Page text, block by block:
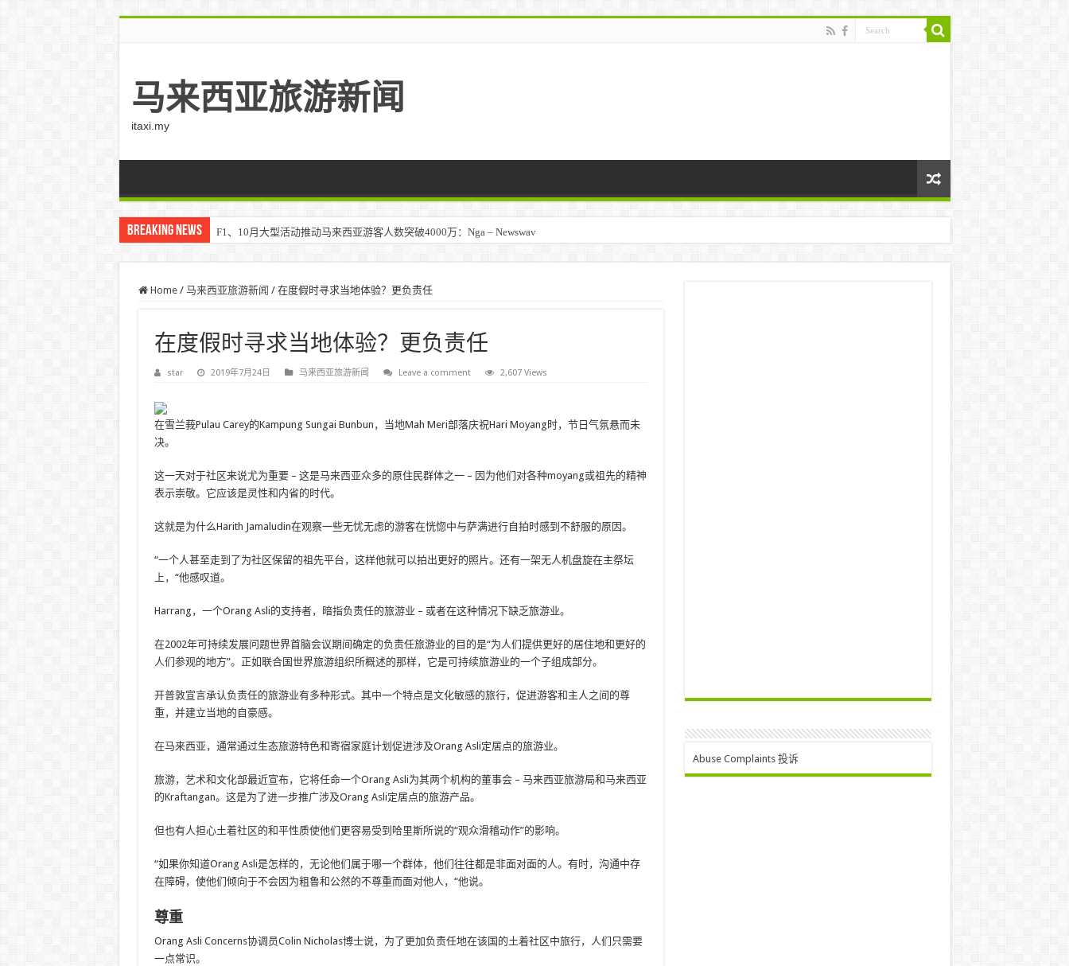
马来西亚旅游新闻
itaxi.my
Breaking News F1、10月大型活动推动马来西亚游客人数突破4000万：Nga – Newswav
Home / 马来西亚旅游新闻 / 在度假时寻求当地体验？更负责任
在度假时寻求当地体验？更负责任
star 2019年7月24日 马来西亚旅游新闻 Leave a comment 2,607 Views
在雪兰莪Pulau Carey的Kampung Sungai Bunbun，当地Mah Meri部落庆祝Hari Moyang时，节日气氛悬而未
决。
这一天对于社区来说尤为重要 – 这是马来西亚众多的原住民群体之一 – 因为他们对各种moyang或祖先的精神
表示崇敬。它应该是灵性和内省的时代。
这就是为什么Harith Jamaludin在观察一些无忧无虑的游客在恍惚中与萨满进行自拍时感到不舒服的原因。
“一个人甚至走到了为社区保留的祖先平台，这样他就可以拍出更好的照片。还有一架无人机盘旋在主祭坛
上，“他感叹道。
Harrang，一个Orang Asli的支持者，暗指负责任的旅游业 – 或者在这种情况下缺乏旅游业。
在2002年可持续发展问题世界首脑会议期间确定的负责任旅游业的目的是“为人们提供更好的居住地和更好的
人们参观的地方”。正如联合国世界旅游组织所概述的那样，它是可持续旅游业的一个子组成部分。
开普敦宣言承认负责任的旅游业有多种形式。其中一个特点是文化敏感的旅行，促进游客和主人之间的尊
重，并建立当地的自豪感。
在马来西亚，通常通过生态旅游特色和寄宿家庭计划促进涉及Orang Asli定居点的旅游业。
旅游，艺术和文化部最近宣布，它将任命一个Orang Asli为其两个机构的董事会 – 马来西亚旅游局和马来西亚
的Kraftangan。这是为了进一步推广涉及Orang Asli定居点的旅游产品。
但也有人担心土着社区的和平性质使他们更容易受到哈里斯所说的“观众滑稽动作”的影响。
“如果你知道Orang Asli是怎样的，无论他们属于哪一个群体，他们往往都是非面对面的人。有时，沟通中存
在障碍，使他们倾向于不会因为粗鲁和公然的不尊重而面对他人，“他说。
尊重
Orang Asli Concerns协调员Colin Nicholas博士说，为了更加负责任地在该国的土着社区中旅行，人们只需要
一点常识。
Abuse Complaints 投诉